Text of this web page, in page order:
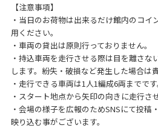
【注意事項】
・当日のお荷物は出来るだけ館内のコイ
用ください。
・車両の貸出は原則行っておりません。
・持込車両を走行させる際は目を離さな
します。紛失・破損など発生した場合は
・走行できる車両は1人1編成6両までです
・スタート地点から矢印の向きに走行さ
・会場の様子を広報のためSNSにて投稿
映り込む事がございます。